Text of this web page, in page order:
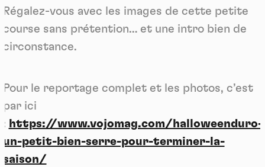
Régalez-vous avec les images de cette petite
course sans prétention… et une intro bien de
circonstance.
Pour le reportage complet et les photos, c’est
par ici
: https://www.vojomag.com/halloweenduro-
un-petit-bien-serre-pour-terminer-la-
saison/